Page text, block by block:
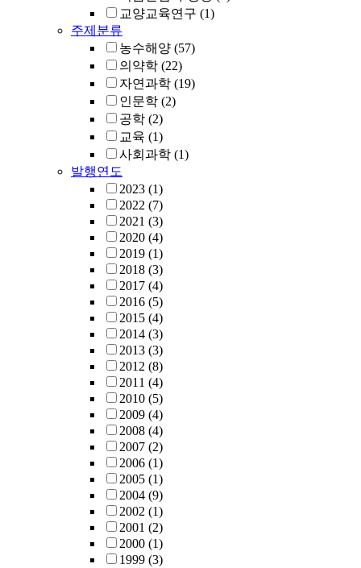
교양교육연구 (1)
주제분류
농수해양 (57)
의약학 (22)
자연과학 (19)
인문학 (2)
공학 (2)
교육 (1)
사회과학 (1)
발행연도
2023 (1)
2022 (7)
2021 (3)
2020 (4)
2019 (1)
2018 (3)
2017 (4)
2016 (5)
2015 (4)
2014 (3)
2013 (3)
2012 (8)
2011 (4)
2010 (5)
2009 (4)
2008 (4)
2007 (2)
2006 (1)
2005 (1)
2004 (9)
2002 (1)
2001 (2)
2000 (1)
1999 (3)